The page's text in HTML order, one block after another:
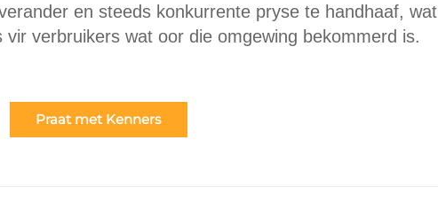
en steeds konkurrente pryse te handhaaf, wat
verbruikers wat oor die omgewing bekommerd is.
Praat met Kenners